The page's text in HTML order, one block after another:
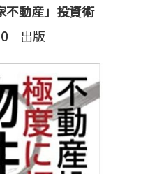
不動産」投資術
出版